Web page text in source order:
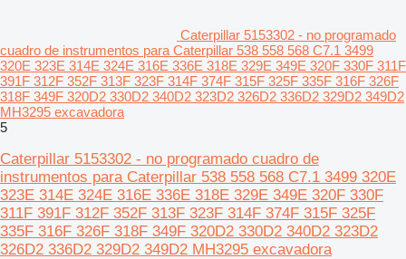
Caterpillar 5153302 - no programado
cuadro de instrumentos para Caterpillar 538 558 568 C7.1 3499
320E 323E 314E 324E 316E 336E 318E 329E 349E 320F 330F 311F
391F 312F 352F 313F 323F 314F 374F 315F 325F 335F 316F 326F
318F 349F 320D2 330D2 340D2 323D2 326D2 336D2 329D2 349D2
MH3295 excavadora
5
Caterpillar 5153302 - no programado cuadro de
instrumentos para Caterpillar 538 558 568 C7.1 3499 320E
323E 314E 324E 316E 336E 318E 329E 349E 320F 330F
311F 391F 312F 352F 313F 323F 314F 374F 315F 325F
335F 316F 326F 318F 349F 320D2 330D2 340D2 323D2
326D2 336D2 329D2 349D2 MH3295 excavadora